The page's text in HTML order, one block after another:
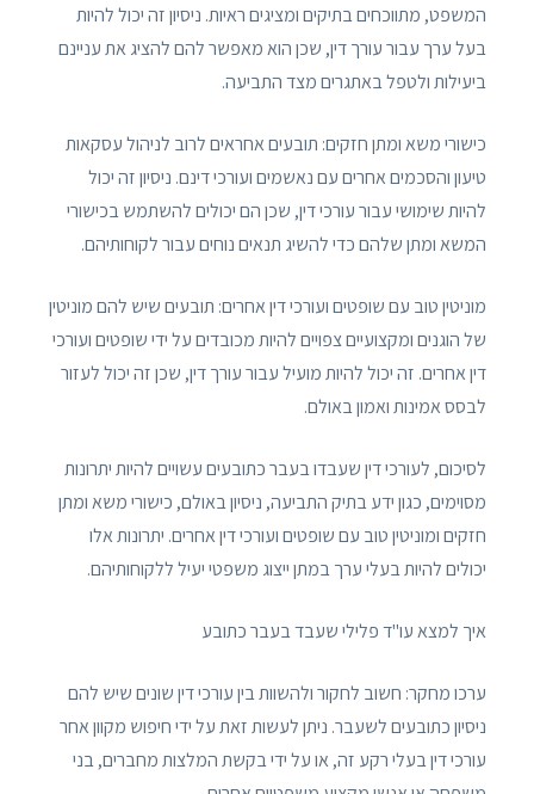
המשפט, מתווכחים בתיקים ומציגים ראיות. ניסיון זה יכול להיות
בעל ערך עבור עורך דין, שכן הוא מאפשר להם להציג את עניינם
ביעילות ולטפל באתגרים מצד התביעה.
כישורי משא ומתן חזקים: תובעים אחראים לרוב לניהול עסקאות
טיעון והסכמים אחרים עם נאשמים ועורכי דינם. ניסיון זה יכול
להיות שימושי עבור עורכי דין, שכן הם יכולים להשתמש בכישורי
המשא ומתן שלהם כדי להשיג תנאים נוחים עבור לקוחותיהם.
מוניטין טוב עם שופטים ועורכי דין אחרים: תובעים שיש להם מוניטין
של הוגנים ומקצועיים צפויים להיות מכובדים על ידי שופטים ועורכי
דין אחרים. זה יכול להיות מועיל עבור עורך דין, שכן זה יכול לעזור
לבסס אמינות ואמון באולם.
לסיכום, לעורכי דין שעבדו בעבר כתובעים עשויים להיות יתרונות
מסוימים, כגון ידע בתיק התביעה, ניסיון באולם, כישורי משא ומתן
חזקים ומוניטין טוב עם שופטים ועורכי דין אחרים. יתרונות אלו
יכולים להיות בעלי ערך במתן ייצוג משפטי יעיל ללקוחותיהם.
איך למצא עו"ד פלילי שעבד בעבר כתובע
ערכו מחקר: חשוב לחקור ולהשוות בין עורכי דין שונים שיש להם
ניסיון כתובעים לשעבר. ניתן לעשות זאת על ידי חיפוש מקוון אחר
עורכי דין בעלי רקע זה, או על ידי בקשת המלצות מחברים, בני